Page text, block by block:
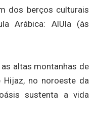
dos berços culturais
Arábica: AlUla (às
altas montanhas de
no noroeste da
sustenta a vida